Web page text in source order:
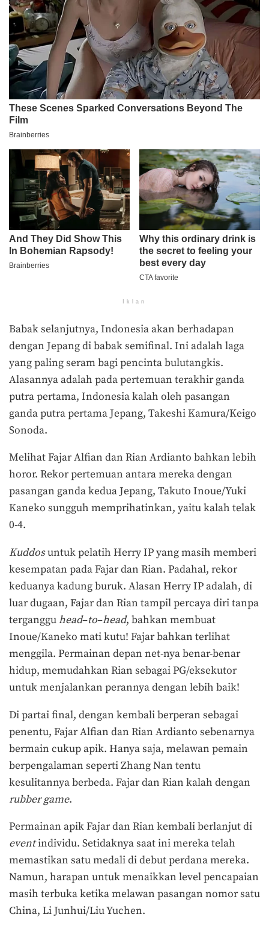
Iklan
Babak selanjutnya, Indonesia akan berhadapan
dengan Jepang di babak semifinal. Ini adalah laga
yang paling seram bagi pencinta bulutangkis.
Alasannya adalah pada pertemuan terakhir ganda
putra pertama, Indonesia kalah oleh pasangan
ganda putra pertama Jepang, Takeshi Kamura/Keigo
Sonoda.
Melihat Fajar Alfian dan Rian Ardianto bahkan lebih
horor. Rekor pertemuan antara mereka dengan
pasangan ganda kedua Jepang, Takuto Inoue/Yuki
Kaneko sungguh memprihatinkan, yaitu kalah telak
0-4.
Kuddosuntuk pelatih Herry IP yang masih memberi
kesempatan pada Fajar dan Rian. Padahal, rekor
keduanya kadung buruk. Alasan Herry IP adalah, di
luar dugaan, Fajar dan Rian tampil percaya diri tanpa
tergangguhead–to–head, bahkan membuat
Inoue/Kaneko mati kutu! Fajar bahkan terlihat
menggila. Permainan depan net-nya benar-benar
hidup, memudahkan Rian sebagai PG/eksekutor
untuk menjalankan perannya dengan lebih baik!
Di partai final, dengan kembali berperan sebagai
penentu, Fajar Alfian dan Rian Ardianto sebenarnya
bermain cukup apik. Hanya saja, melawan pemain
berpengalaman seperti Zhang Nan tentu
kesulitannya berbeda. Fajar dan Rian kalah dengan
rubber game.
Permainan apik Fajar dan Rian kembali berlanjut di
eventindividu. Setidaknya saat ini mereka telah
memastikan satu medali di debut perdana mereka.
Namun, harapan untuk menaikkan level pencapaian
masih terbuka ketika melawan pasangan nomor satu
China, Li Junhui/Liu Yuchen.